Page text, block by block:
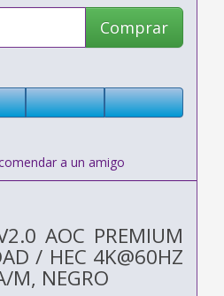
Comprar
a un amigo
AOC PREMIUM
/ HEC 4K@60HZ
M, NEGRO